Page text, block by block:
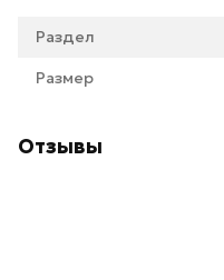
Раздел
Размер
Отзывы